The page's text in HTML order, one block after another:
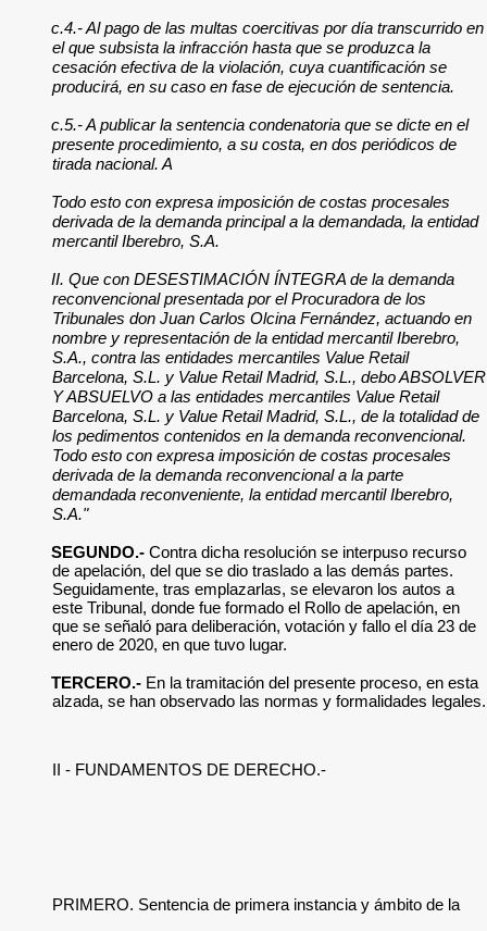
c.4.- Al pago de las multas coercitivas por día transcurrido en
el que subsista la infracción hasta que se produzca la
cesación efectiva de la violación, cuya cuantificación se
producirá, en su caso en fase de ejecución de sentencia.
c.5.- A publicar la sentencia condenatoria que se dicte en el
presente procedimiento, a su costa, en dos periódicos de
tirada nacional. A
Todo esto con expresa imposición de costas procesales
derivada de la demanda principal a la demandada, la entidad
mercantil Iberebro, S.A.
II. Que con DESESTIMACIÓN ÍNTEGRA de la demanda
reconvencional presentada por el Procuradora de los
Tribunales don Juan Carlos Olcina Fernández, actuando en
nombre y representación de la entidad mercantil Iberebro,
S.A., contra las entidades mercantiles Value Retail
Barcelona, S.L. y Value Retail Madrid, S.L., debo ABSOLVER
Y ABSUELVO a las entidades mercantiles Value Retail
Barcelona, S.L. y Value Retail Madrid, S.L., de la totalidad de
los pedimentos contenidos en la demanda reconvencional.
Todo esto con expresa imposición de costas procesales
derivada de la demanda reconvencional a la parte
demandada reconveniente, la entidad mercantil Iberebro,
S.A."
SEGUNDO.- Contra dicha resolución se interpuso recurso
de apelación, del que se dio traslado a las demás partes.
Seguidamente, tras emplazarlas, se elevaron los autos a
este Tribunal, donde fue formado el Rollo de apelación, en
que se señaló para deliberación, votación y fallo el día 23 de
enero de 2020, en que tuvo lugar.
TERCERO.- En la tramitación del presente proceso, en esta
alzada, se han observado las normas y formalidades legales.
II - FUNDAMENTOS DE DERECHO.-
PRIMERO. Sentencia de primera instancia y ámbito de la